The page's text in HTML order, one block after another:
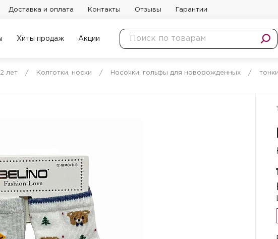
Доставка и оплата Контакты Отзывы Гарантии
Хиты продаж Акции
лет / Колготки, носки / Носочки, гольфы для новорожденных /